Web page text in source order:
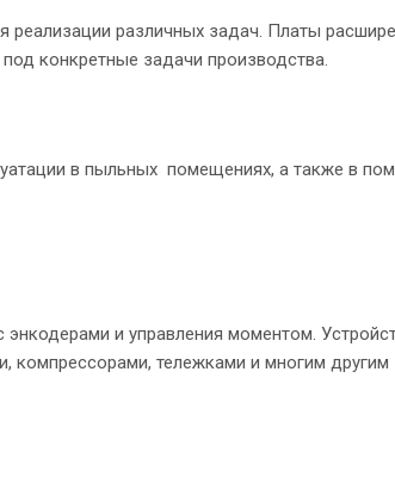
реализации различных задач. Платы
конкретные задачи производства.
в пыльных помещениях, а также в
и управления моментом.
компрессорами, тележками и многим другим